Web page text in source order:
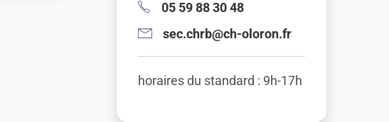
05 59 88 30 48
sec.chrb@ch-oloron.fr
horaires du standard : 9h-17h